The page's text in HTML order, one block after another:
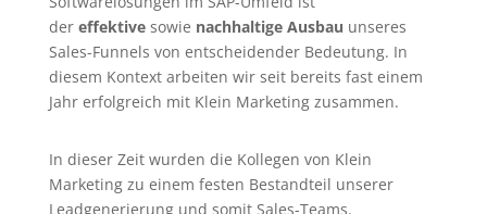
der effektive sowie nachhaltige Ausbau unseres
Sales-Funnels von entscheidender Bedeutung. In
diesem Kontext arbeiten wir seit bereits fast einem
Jahr erfolgreich mit Klein Marketing zusammen.
In dieser Zeit wurden die Kollegen von Klein
Marketing zu einem festen Bestandteil unserer
Leadgenerierungund somit Sales-Teams.